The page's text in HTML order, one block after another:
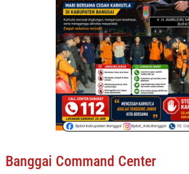
Banggai Command Center